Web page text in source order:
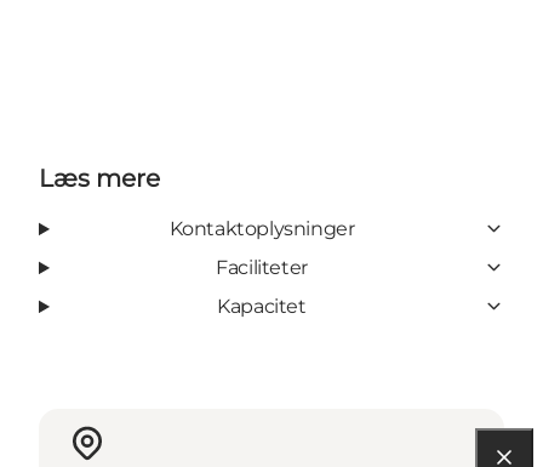
Læs mere
Kontaktoplysninger
Faciliteter
Kapacitet